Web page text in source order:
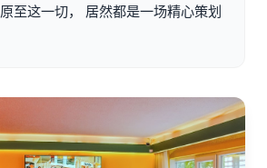
至这一切， 居然都是一场精心策划